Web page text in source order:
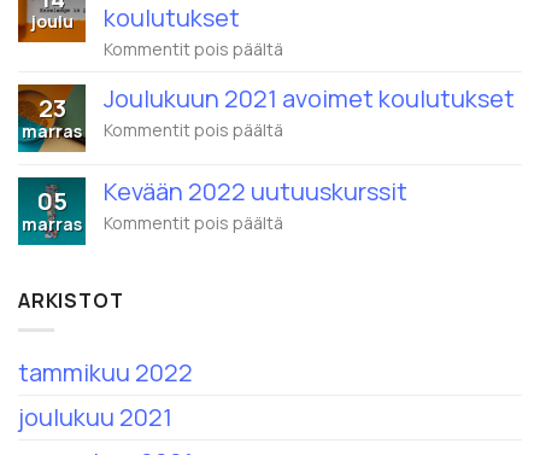
alkaen
nimi
joulu
koulutukset
Kommentit pois päältä
2022
avoimet
23
marras
Joulukuun 2021 avoimet koulutukset
Kommentit pois päältä
avoimet
koulutukset
05
marras
Kevään 2022 uutuuskurssit
Kommentit pois päältä
ARKISTOT
tammikuu 2022
joulukuu 2021